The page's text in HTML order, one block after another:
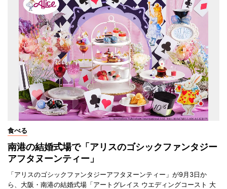
食べる
南港の結婚式場で「アリスのゴシックファンタジー
アフタヌーンティー」
「アリスのゴシックファンタジーアフタヌーンティー」が9月3日か
ら、大阪・南港の結婚式場「アートグレイス ウエディングコースト 大